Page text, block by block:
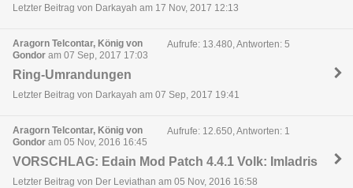
Letzter Beitrag von Darkayah am 17 Nov, 2017 12:13
Aragorn Telcontar, König von
Gondor am 07 Sep, 2017 17:03
Aufrufe: 13.480, Antworten: 5
Ring-Umrandungen
Letzter Beitrag von Darkayah am 07 Sep, 2017 19:41
Aragorn Telcontar, König von
Gondor am 05 Nov, 2016 16:45
Aufrufe: 12.650, Antworten: 1
VORSCHLAG: Edain Mod Patch 4.4.1 Volk: Imladris
Letzter Beitrag von Der Leviathan am 05 Nov, 2016 16:58